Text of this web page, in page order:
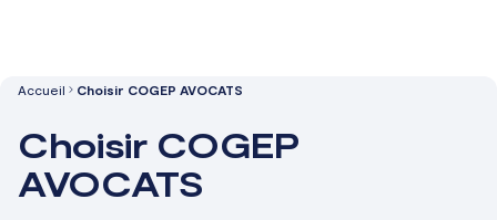
Aller
contenu
Accueil Choisir COGEP AVOCATS
Choisir COGEP
AVOCATS